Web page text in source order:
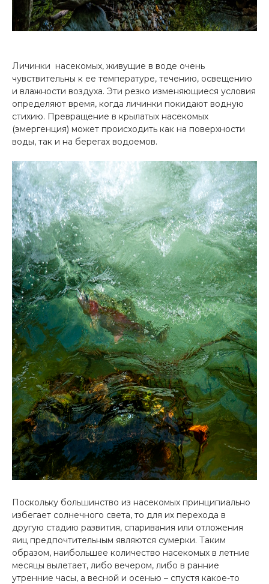
Личинки насекомых, живущие в воде очень
чувствительны к ее температуре, течению, освещению
и влажности воздуха. Эти резко изменяющиеся условия
определяют время, когда личинки покидают водную
стихию. Превращение в крылатых насекомых
(эмергенция) может происходить как на поверхности
воды, так и на берегах водоемов.
Поскольку большинство из насекомых принципиально
избегает солнечного света, то для их перехода в
другую стадию развития, спаривания или отложения
яиц предпочтительным являются сумерки. Таким
образом, наибольшее количество насекомых в летние
месяцы вылетает, либо вечером, либо в ранние
утренние часы, а весной и осенью – спустя какое-то